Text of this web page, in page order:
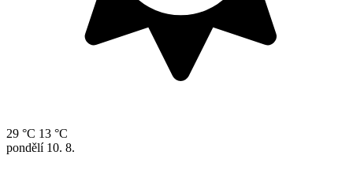
29 °C 13 °C
pondělí 10. 8.